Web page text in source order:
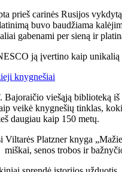
prieš carinės Rusijos
buvo baudžiama
gabenami per sieną ir
ją įvertino kaip
viešąją biblioteką
veikė knygnešių tinklas,
daugiau kaip 150 metų.
Platzner knyga
senos trobos ir